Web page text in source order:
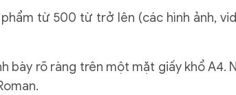
từ 500 từ trở lên (các hình ảnh,
bày rõ ràng trên một mặt giấy khổ A4.